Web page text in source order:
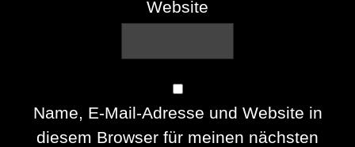
Website
Name, E-Mail-Adresse und Website in
diesem Browser für meinen nächsten